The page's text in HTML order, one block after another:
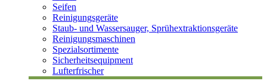
Seifen
Reinigungsgeräte
Staub- und Wassersauger, Sprühextraktionsgeräte
Reinigungsmaschinen
Spezialsortimente
Sicherheitsequipment
Lufterfrischer